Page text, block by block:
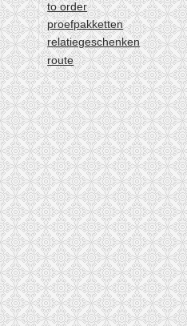
to order
proefpakketten
relatiegeschenken
route